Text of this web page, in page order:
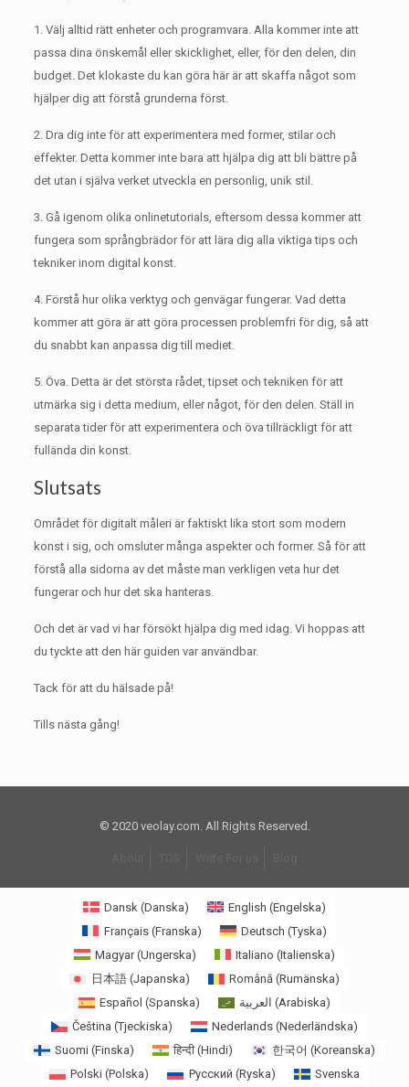
1. Välj alltid rätt enheter och programvara. Alla kommer inte att
passa dina önskemål eller skicklighet, eller, för den delen, din
budget. Det klokaste du kan göra här är att skaffa något som
hjälper dig att förstå grunderna först.
2. Dra dig inte för att experimentera med former, stilar och
effekter. Detta kommer inte bara att hjälpa dig att bli bättre på
det utan i själva verket utveckla en personlig, unik stil.
3. Gå igenom olika onlinetutorials, eftersom dessa kommer att
fungera som språngbrädor för att lära dig alla viktiga tips och
tekniker inom digital konst.
4. Förstå hur olika verktyg och genvägar fungerar. Vad detta
kommer att göra är att göra processen problemfri för dig, så att
du snabbt kan anpassa dig till mediet.
5. Öva. Detta är det största rådet, tipset och tekniken för att
utmärka sig i detta medium, eller något, för den delen. Ställ in
separata tider för att experimentera och öva tillräckligt för att
fullända din konst.
Slutsats
Området för digitalt måleri är faktiskt lika stort som modern
konst i sig, och omsluter många aspekter och former. Så för att
förstå alla sidorna av det måste man verkligen veta hur det
fungerar och hur det ska hanteras.
Och det är vad vi har försökt hjälpa dig med idag. Vi hoppas att
du tyckte att den här guiden var användbar.
Tack för att du hälsade på!
Tills nästa gång!
© 2020 veolay.com. All Rights Reserved.
About TOS Write For us Blog
Dansk (Danska) English (Engelska)
Français(Franska) Deutsch (Tyska)
Magyar(Ungerska) Italiano (Italienska)
日本語(Japanska) Română(Rumänska)
Español (Spanska) العربية (Arabiska)
Čeština (Tjeckiska) Nederlands (Nederländska)
Suomi(Finska) हिन्दी (Hindi) 한국어 (Koreanska)
Polski (Polska) Русский (Ryska) Svenska